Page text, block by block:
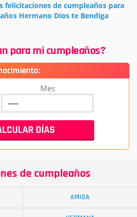
felicitaciones de cumpleaños para
Hermano Dios te Bendiga
para mi cumpleaños?
Mes
de cumpleaños
AMIGA